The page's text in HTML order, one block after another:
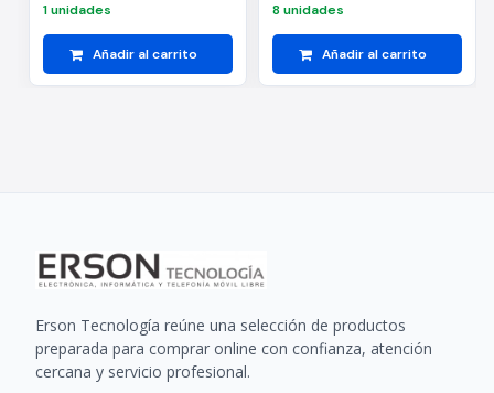
1 unidades
Añadir al carrito
8 unidades
Añadir al carrito
Erson Tecnología reúne una selección de productos
preparada para comprar online con confianza, atención
cercana y servicio profesional.